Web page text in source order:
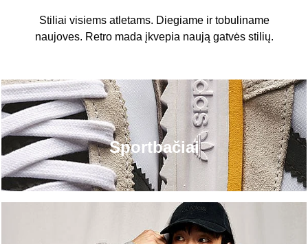
Sportbačiai
Stiliai visiems atletams. Diegiame ir tobuliname
naujoves. Retro mada įkvepia naują gatvės stilių.